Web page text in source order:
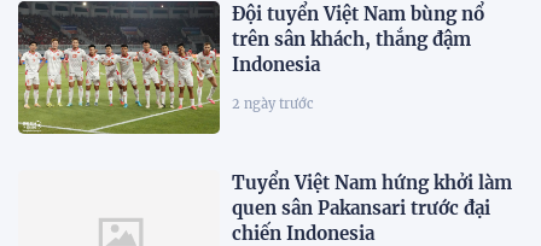
Đội tuyển Việt Nam bùng nổ
trên sân khách, thắng đậm
Indonesia
2 ngày trước
Tuyển Việt Nam hứng khởi làm
quen sân Pakansari trước đại
chiến Indonesia